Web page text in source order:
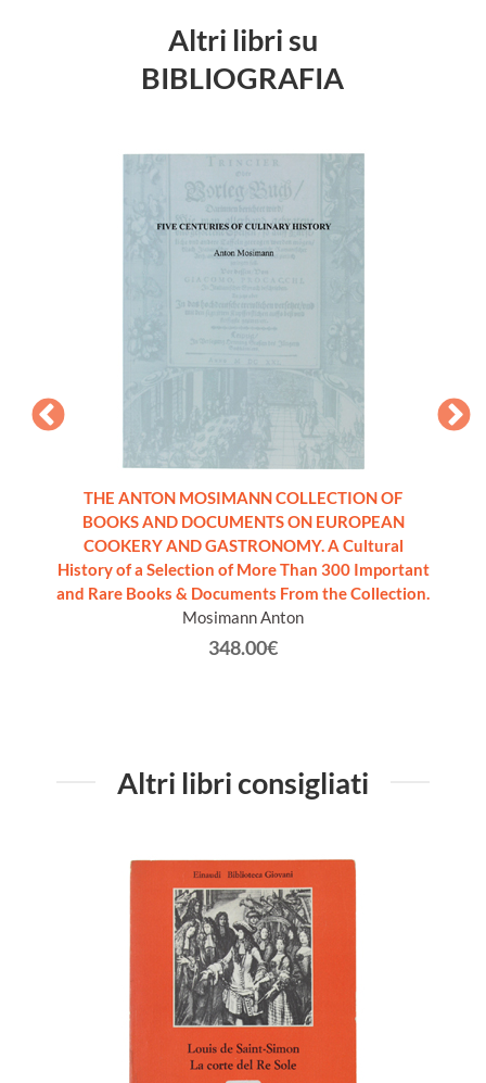
Altri libri su
BIBLIOGRAFIA
THE ANTON MOSIMANN COLLECTION OF
BOOKS AND DOCUMENTS ON EUROPEAN
COOKERY AND GASTRONOMY. A Cultural
History of a Selection of More Than 300 Important
and Rare Books & Documents From the Collection.
Mosimann Anton
348.00€
Altri libri consigliati